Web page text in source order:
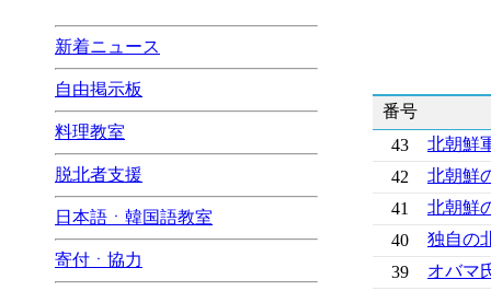
新着ニュース
自由掲示板
料理教室
脱北者支援
日本語ㆍ韓国語教室
寄付ㆍ協力
番号
43
北朝鮮
42
北朝鮮
41
北朝鮮
40
独自の
39
オバマ